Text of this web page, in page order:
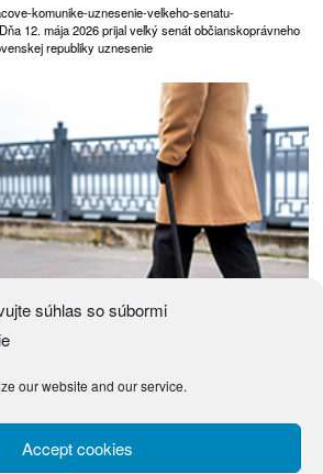
súhlas so súbormi
our website and our service.
Accept cookies
komunike-uznesenie-velkeho-senatu-
12. mája 2026 prijal veľký senát občianskoprávneho
republiky uznesenie
čakateľoch
čakateľoch a o zmene a doplnení niektorých
republiky sa